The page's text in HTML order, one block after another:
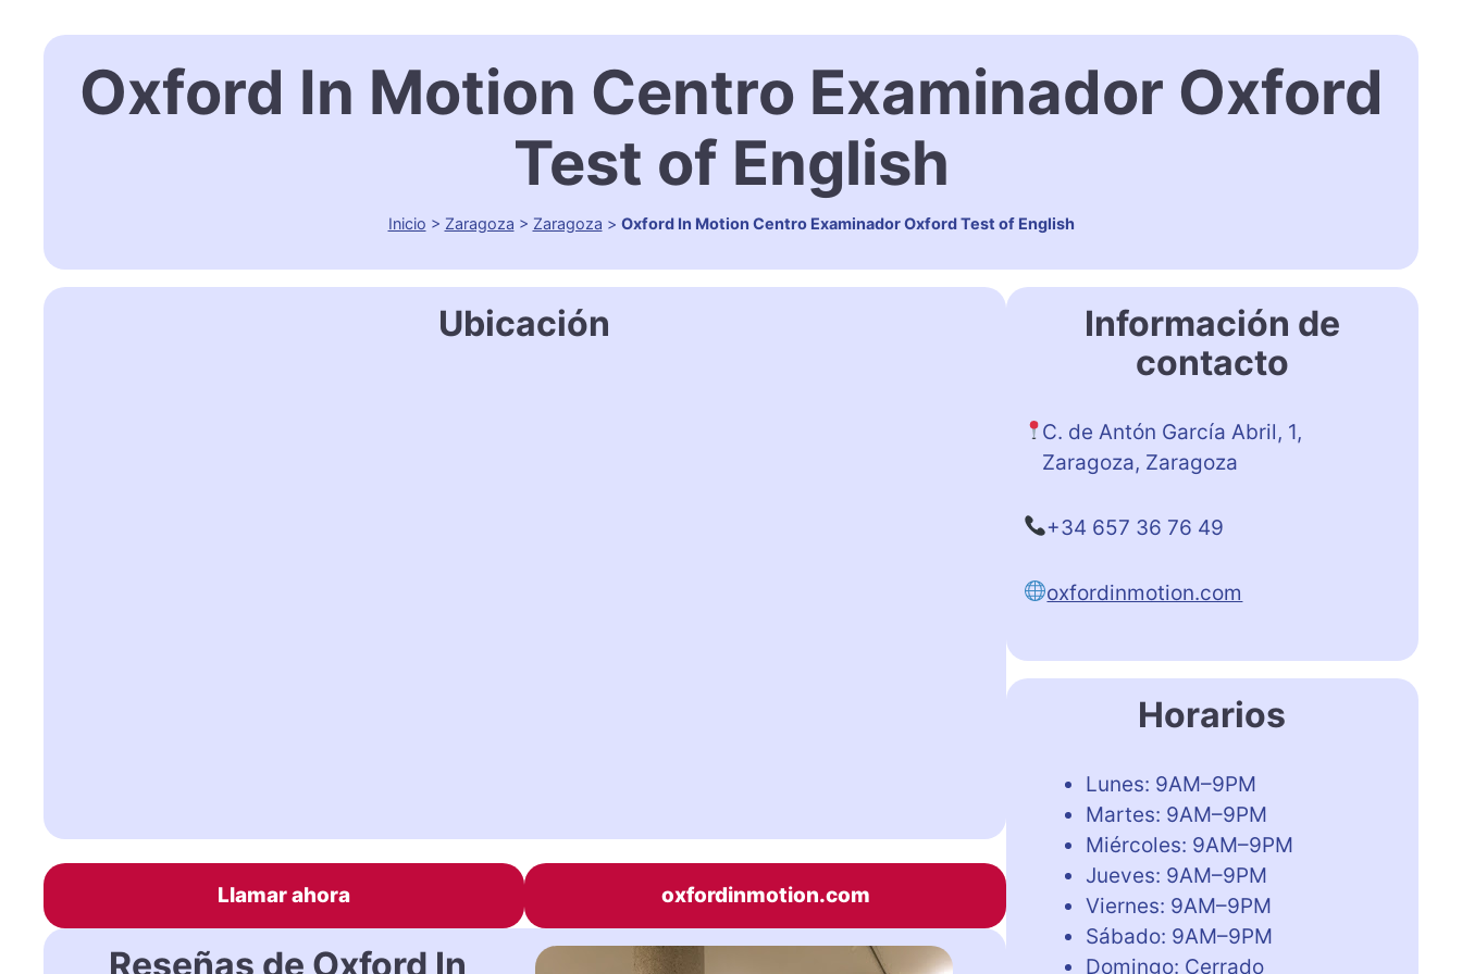
Oxford In Motion Centro Examinador Oxford
Test of English
Inicio > Zaragoza > Zaragoza > Oxford In Motion Centro Examinador Oxford Test of English
Ubicación
Llamar ahora oxfordinmotion.com
Reseñas de Oxford In
Información de
contacto
C. de Antón García Abril, 1,
Zaragoza, Zaragoza
+34 657 36 76 49
oxfordinmotion.com
Horarios
Lunes: 9AM–9PM
Martes: 9AM–9PM
Miércoles: 9AM–9PM
Jueves: 9AM–9PM
Viernes: 9AM–9PM
Sábado: 9AM–9PM
Domingo: Cerrado